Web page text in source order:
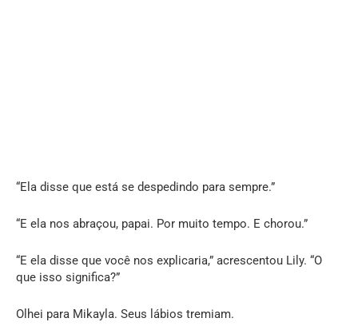
“Ela disse que está se despedindo para sempre.”
“E ela nos abraçou, papai. Por muito tempo. E chorou.”
“E ela disse que você nos explicaria,” acrescentou Lily. “O
que isso significa?”
Olhei para Mikayla. Seus lábios tremiam.